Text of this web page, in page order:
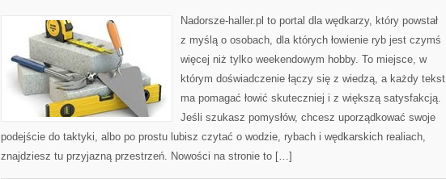
Nadorsze-haller.pl to portal dla wędkarzy, który powstał
z myślą o osobach, dla których łowienie ryb jest czymś
więcej niż tylko weekendowym hobby. To miejsce, w
którym doświadczenie łączy się z wiedzą, a każdy tekst
ma pomagać łowić skuteczniej i z większą satysfakcją.
Jeśli szukasz pomysłów, chcesz uporządkować swoje
podejście do taktyki, albo po prostu lubisz czytać o wodzie, rybach i wędkarskich realiach,
znajdziesz tu przyjazną przestrzeń. Nowości na stronie to […]